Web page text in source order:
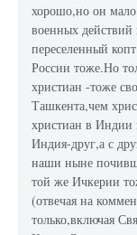
хорошо,но он
военных
переселенный
России тоже.Но
христиан -тоже
Ташкента,чем
христиан в Индии
Индия-друг,а с
наши ныне
той же Ичкерии
(отвечая на
только,включая